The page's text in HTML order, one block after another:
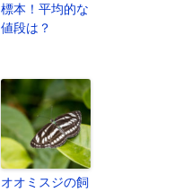
標本！平均的な
値段は？
オオミスジの飼